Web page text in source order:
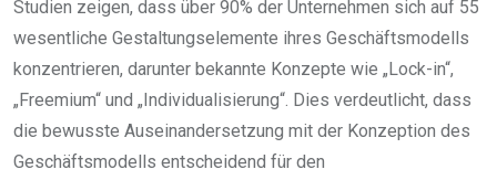
Studien zeigen, dass über 90% der Unternehmen sich auf 55
wesentliche Gestaltungselemente ihres Geschäftsmodells
konzentrieren, darunter bekannte Konzepte wie „Lock-in“,
„Freemium“ und „Individualisierung“. Dies verdeutlicht, dass
die bewusste Auseinandersetzung mit der Konzeption des
Geschäftsmodells entscheidend für den